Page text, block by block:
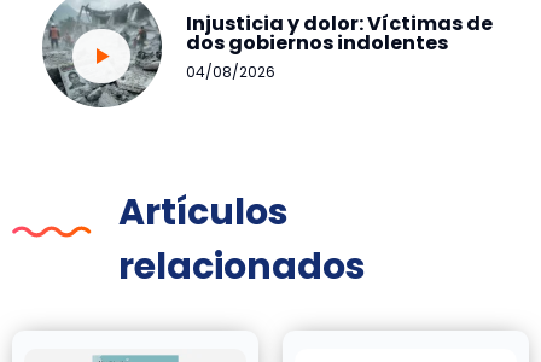
Injusticia y dolor: Víctimas de
dos gobiernos indolentes
04/08/2026
Artículos
relacionados